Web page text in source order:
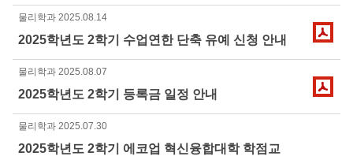
물리학과 2025.08.14
2025학년도 2학기 수업연한 단축 유예 신청 안내
물리학과 2025.08.07
2025학년도 2학기 등록금 일정 안내
물리학과 2025.07.30
2025학년도 2학기 에코업 혁신융합대학 학점교